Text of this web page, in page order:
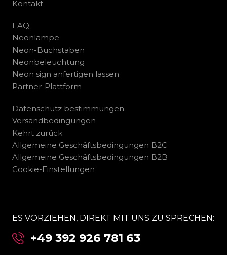
Kontakt
FAQ
Neonlampe
Neon-Buchstaben
Neonbeleuchtung
Neon sign anfertigen lassen
Partner-Plattform
Datenschutz bestimmungen
Versandbedingungen
Kehrt zurück
Allgemeine Geschäftsbedingungen B2C
Allgemeine Geschäftsbedingungen B2B
Cookie-Einstellungen
ES VORZIEHEN, DIREKT MIT UNS ZU SPRECHEN:
+49 392 926 781 63